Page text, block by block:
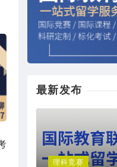
最新发布
理科竞赛